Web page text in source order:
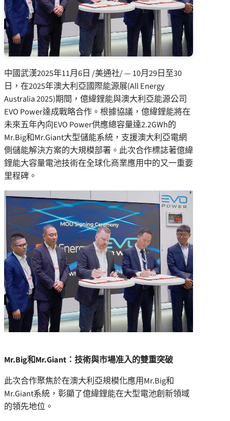
中國武漢2025年11月6日 /美通社/ — 10月29日至30
日，在2025年澳大利亞國際能源展(All Energy
Australia 2025)期間，億緯鋰能與澳大利亞能源公司
EVO Power達成戰略合作。根據協議，億緯鋰能將在
未來五年內向EVO Power供應總容量達2.2GWh的
Mr.Big和Mr.Giant大型儲能系統，支援澳大利亞電網
側儲能解決方案的大規模部署。此次合作標誌著億緯
鋰能大容量電池技術在全球化商業應用中的又一重要
里程碑。
Mr.Big和Mr.Giant：技術與市場准入的雙重突破
此次合作聚焦於在澳大利亞規模化應用Mr.Big和
Mr.Giant系統，彰顯了億緯鋰能在大型電池創新領域
的領先地位。